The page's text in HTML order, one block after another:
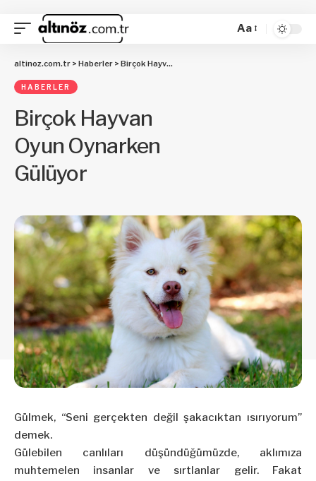
Aa
altinoz.com.tr > Haberler > Birçok Hayvan Oyun Oynarken Gülüyor
HABERLER
Birçok Hayvan
Oyun Oynarken
Gülüyor
Gülmek, “Seni gerçekten değil şakacıktan ısırıyorum”
demek.
Gülebilen canlıları düşündüğümüzde, aklımıza
muhtemelen insanlar ve sırtlanlar gelir. Fakat